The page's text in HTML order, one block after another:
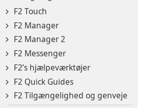
F2 Touch
F2 Manager
F2 Manager 2
F2 Messenger
F2’s hjælpeværktøjer
F2 Quick Guides
F2 Tilgængelighed og genveje